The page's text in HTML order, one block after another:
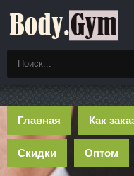
Главная Как
Скидки Оптом